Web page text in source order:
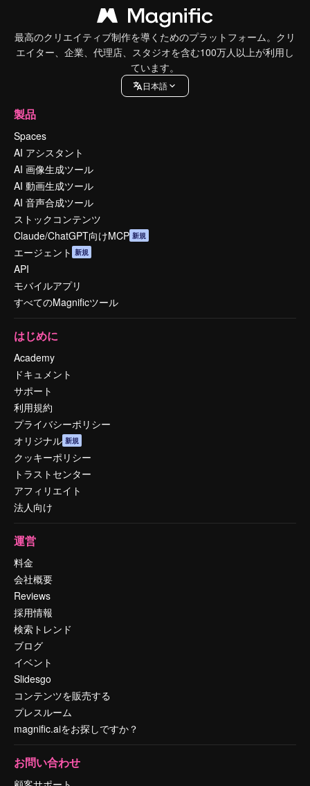
最高のクリエイティブ制作を導くためのプラットフォーム。クリ
エイター、企業、代理店、スタジオを含む100万人以上が利用し
ています。
日本語
製品
Spaces
AI アシスタント
AI 画像生成ツール
AI 動画生成ツール
AI 音声合成ツール
ストックコンテンツ
Claude/ChatGPT向けMCP 新規
エージェント 新規
API
モバイルアプリ
すべてのMagnificツール
はじめに
Academy
ドキュメント
サポート
利用規約
プライバシーポリシー
オリジナル 新規
クッキーポリシー
トラストセンター
アフィリエイト
法人向け
運営
料金
会社概要
Reviews
採用情報
検索トレンド
ブログ
イベント
Slidesgo
コンテンツを販売する
プレスルーム
magnific.aiをお探しですか？
お問い合わせ